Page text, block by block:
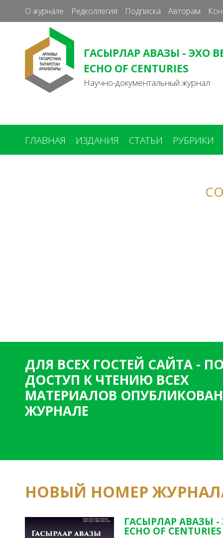
О журнале Редколлегия Подписка Авторам
ГАСЫРЛАР АВАЗЫ - ЭХО
ECHO OF CENTURIES
Научно-документальный журнал
ГЛАВНАЯ ИЗДАНИЯ СТАТЬИ РУБРИКИ
ДЛЯ ВСЕХ ГОСТЕЙ САЙТА -
ДОСТУП К ЧТЕНИЮ ВСЕХ
МАТЕРИАЛОВ
ЖУРНАЛЕ
НОВЫЙ НОМЕР
ГАСЫРЛАР АВАЗЫ -
ECHO OF